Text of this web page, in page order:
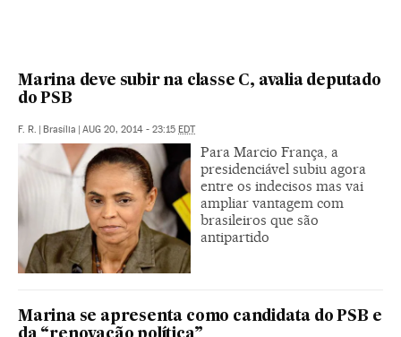
Marina deve subir na classe C, avalia deputado
do PSB
F. R. | Brasília | AUG 20, 2014 - 23:15 EDT
Para Marcio França, a
presidenciável subiu agora
entre os indecisos mas vai
ampliar vantagem com
brasileiros que são
antipartido
Marina se apresenta como candidata do PSB e